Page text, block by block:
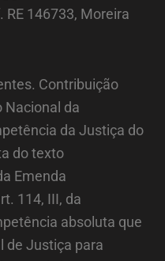
146733, Moreira
Contribuição
Nacional da
da Justiça do
do texto
Emenda
114, III, da
absoluta que
de Justiça para